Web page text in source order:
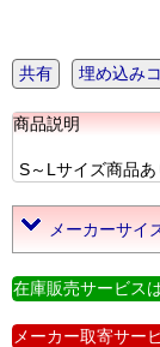
共有 埋め込み
商品説明
S～Lサイズ商品
メーカーサイ
在庫販売サービス
メーカー取寄サー